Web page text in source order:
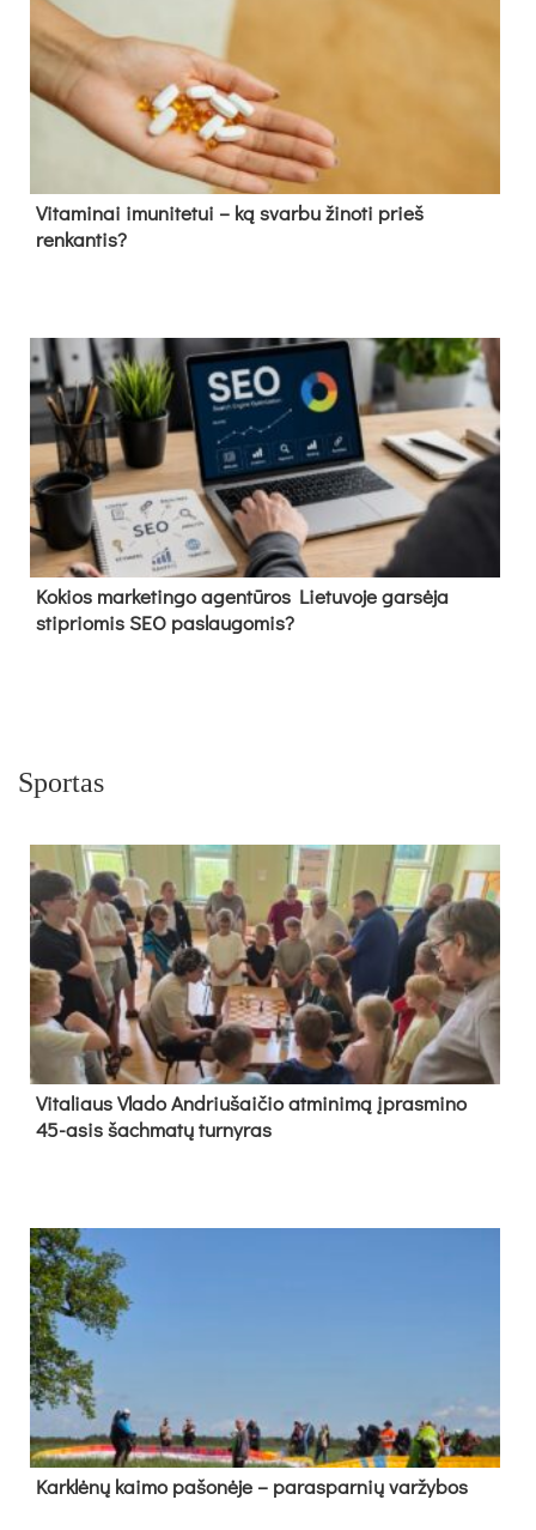
Vitaminai imunitetui – ką svarbu žinoti prieš
renkantis?
Kokios marketingo agentūros Lietuvoje garsėja
stipriomis SEO paslaugomis?
Sportas
Vi­ta­liaus Vla­do And­riu­šai­čio at­mi­ni­mą įpras­mi­no
45-asis šach­ma­tų tur­ny­ras
Kark­lė­nų kai­mo pa­šo­nė­je – pa­ras­par­nių var­žy­bos